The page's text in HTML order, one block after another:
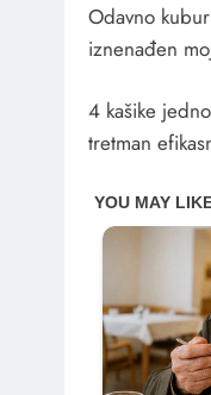
Odavno
iznenađen
4 kašike
tretman